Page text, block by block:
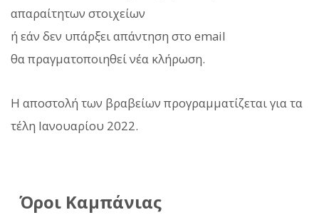
απαραίτητων στοιχείων
ή εάν δεν υπάρξει απάντηση στο email
θα πραγματοποιηθεί νέα κλήρωση.
Η αποστολή των βραβείων προγραμματίζεται για τα
τέλη Ιανουαρίου 2022.
Όροι Καμπάνιας